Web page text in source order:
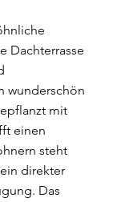
Dachterrasse
wunderschön
mit
einen
steht
direkter
Das